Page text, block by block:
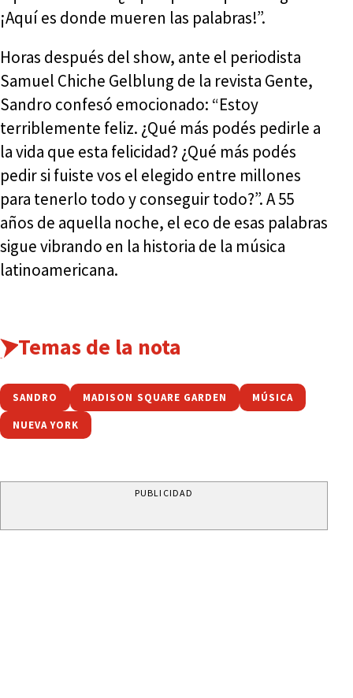
¡Aquí es donde mueren las palabras!”.
Horas después del show, ante el periodista
Samuel Chiche Gelblung de la revista Gente,
Sandro confesó emocionado: “Estoy
terriblemente feliz. ¿Qué más podés pedirle a
la vida que esta felicidad? ¿Qué más podés
pedir si fuiste vos el elegido entre millones
para tenerlo todo y conseguir todo?”. A 55
años de aquella noche, el eco de esas palabras
sigue vibrando en la historia de la música
latinoamericana.
Temas de la nota
SANDRO MADISON SQUARE GARDEN MÚSICA
NUEVA YORK
PUBLICIDAD